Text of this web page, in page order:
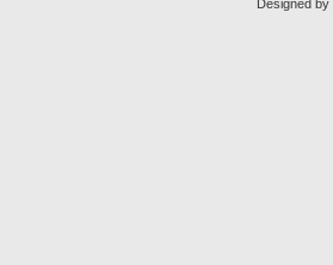
Designed by